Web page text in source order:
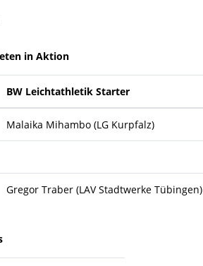
in Aktion
BW Leichtathletik Starter
Malaika Mihambo (LG Kurpfalz)
Gregor Traber (LAV Stadtwerke Tübingen)